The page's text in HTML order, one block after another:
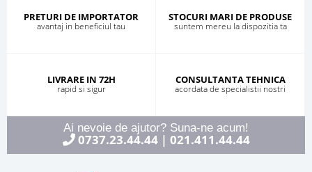
PRETURI DE IMPORTATOR
avantaj in beneficiul tau
STOCURI MARI DE PRODUSE
suntem mereu la dispozitia ta
LIVRARE IN 72H
rapid si sigur
CONSULTANTA TEHNICA
acordata de specialistii nostri
Ai nevoie de ajutor? Suna-ne acum!
0737.23.44.44| 021.411.44.44